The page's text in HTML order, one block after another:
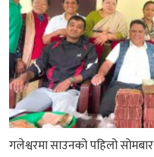
गलेश्वरमा साउनको पहिलो सोमबार